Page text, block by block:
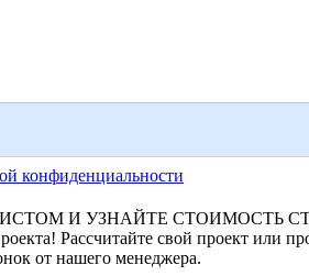
конфиденциальности
И УЗНАЙТЕ СТОИМОСТЬ
Рассчитайте свой проект или
от нашего менеджера.